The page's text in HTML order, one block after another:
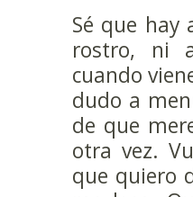
Sé que
rostro, ni
cuando
dudo a
de que
otra vez.
que quiero